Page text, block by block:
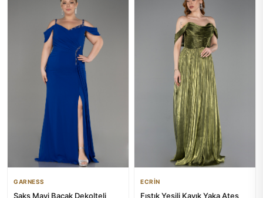
GARNESS
Saks Mavi Bacak Dekolteli
ECRİN
Fıstık Yeşili Kayık Yaka Ateş